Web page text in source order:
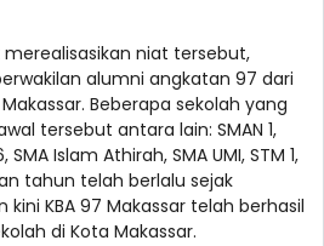
niat tersebut,
alumni angkatan 97 dari
Beberapa sekolah yang
tersebut antara lain: SMAN 1,
SMA Islam Athirah, SMA UMI, STM 1,
tahun telah berlalu sejak
KBA 97 Makassar telah berhasil
di Kota Makassar.